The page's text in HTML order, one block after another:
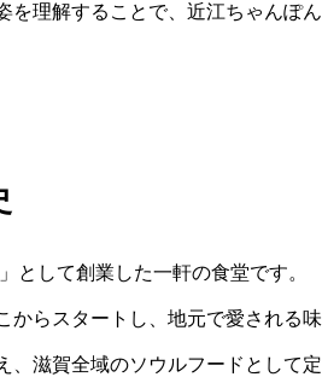
を理解することで、近江ちゃんぽん
として創業した一軒の食堂です。
からスタートし、地元で愛される味
、滋賀全域のソウルフードとして定